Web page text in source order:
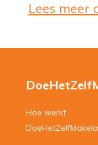
Lees meer
Hoe werkt